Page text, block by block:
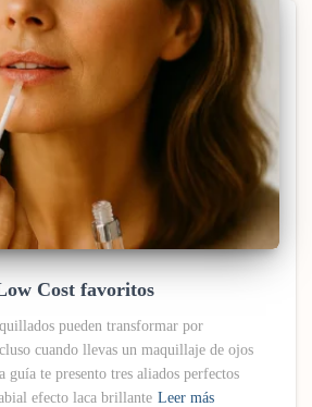
Cost favoritos
pueden transformar por
cuando llevas un maquillaje de ojos
guía te presento tres aliados perfectos
efecto laca brillante Leer más